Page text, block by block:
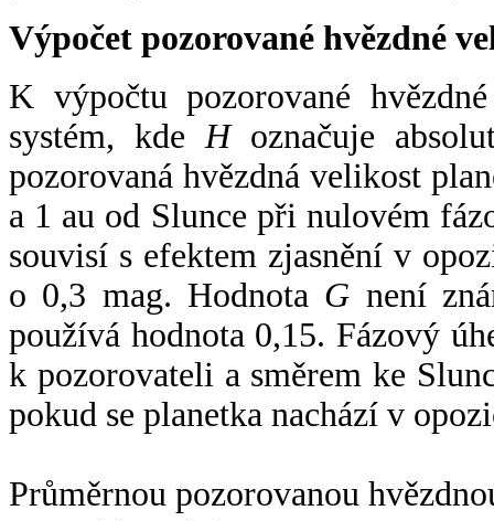
Výpočet pozorované hvězdné
K výpočtu pozorované
systém, kde Hoznačuje
pozorovaná hvězdná velikost
a 1 au od Slunce při nulovém
souvisí s efektem zjasnění v
o 0,3 mag. Hodnota G není
používá hodnota 0,15. Fázový
k pozorovateli a směrem ke
pokud se planetka nachází v
Průměrnou pozorovanou